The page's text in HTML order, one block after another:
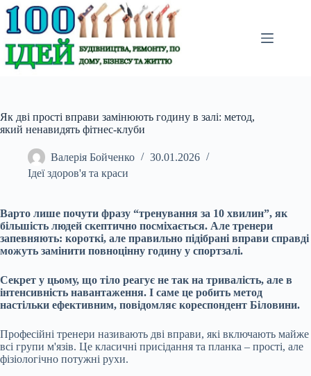
Перейти
до
вмісту
Як дві прості вправи замінюють годину в залі: метод,
який ненавидять фітнес-клуби
Валерія Бойченко
30.01.2026
Ідеї здоров'я та краси
Варто лише почути фразу “тренування за 10 хвилин”, як
більшість людей скептично посміхається. Але тренери
запевняють: короткі, але правильно підібрані вправи справді
можуть замінити повноцінну годину у спортзалі.
Секрет у цьому, що тіло реагує не так на тривалість, але в
інтенсивність навантаження. І саме це робить метод
настільки ефективним, повідомляє кореспондент Біловини.
Професійні тренери називають дві вправи, які включають майже
всі групи м'язів. Це класичні присідання та планка – прості, але
фізіологічно потужні рухи.